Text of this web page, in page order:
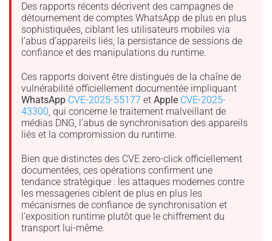
Des rapports récents décrivent des campagnes de
détournement de comptes WhatsApp de plus en plus
sophistiquées, ciblant les utilisateurs mobiles via
l’abus d’appareils liés, la persistance de sessions de
confiance et des manipulations du runtime.
Ces rapports doivent être distingués de la chaîne de
vulnérabilité officiellement documentée impliquant
WhatsApp CVE-2025-55177 et Apple CVE-2025-
43300, qui concerne le traitement malveillant de
médias DNG, l’abus de synchronisation des appareils
liés et la compromission du runtime.
Bien que distinctes des CVE zero-click officiellement
documentées, ces opérations confirment une
tendance stratégique : les attaques modernes contre
les messageries ciblent de plus en plus les
mécanismes de confiance de synchronisation et
l’exposition runtime plutôt que le chiffrement du
transport lui-même.